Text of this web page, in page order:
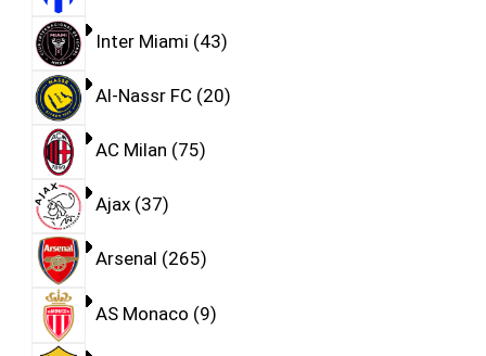
Inter Miami 43
Al-Nassr FC 20
AC Milan 75
Ajax 37
Arsenal 265
AS Monaco 9